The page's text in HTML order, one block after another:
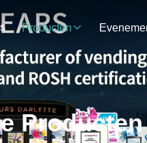
Producten
Producten